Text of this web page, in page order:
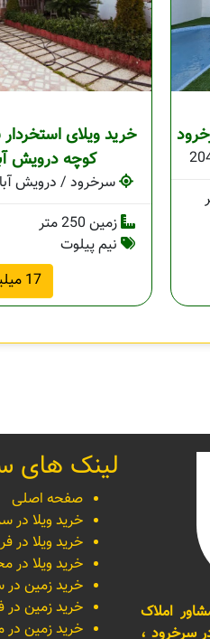
خرید ویلای
کوچه درویش
سرخرود / درویش
زمین 250 متر
نیم پیلوت
17 میلیارد
املاک
سرخرود ،
لینک های
صفحه اصلی
خرید ویلا در
خرید ویلا در
خرید ویلا در
خرید زمین در
خرید زمین در
خرید زمین در